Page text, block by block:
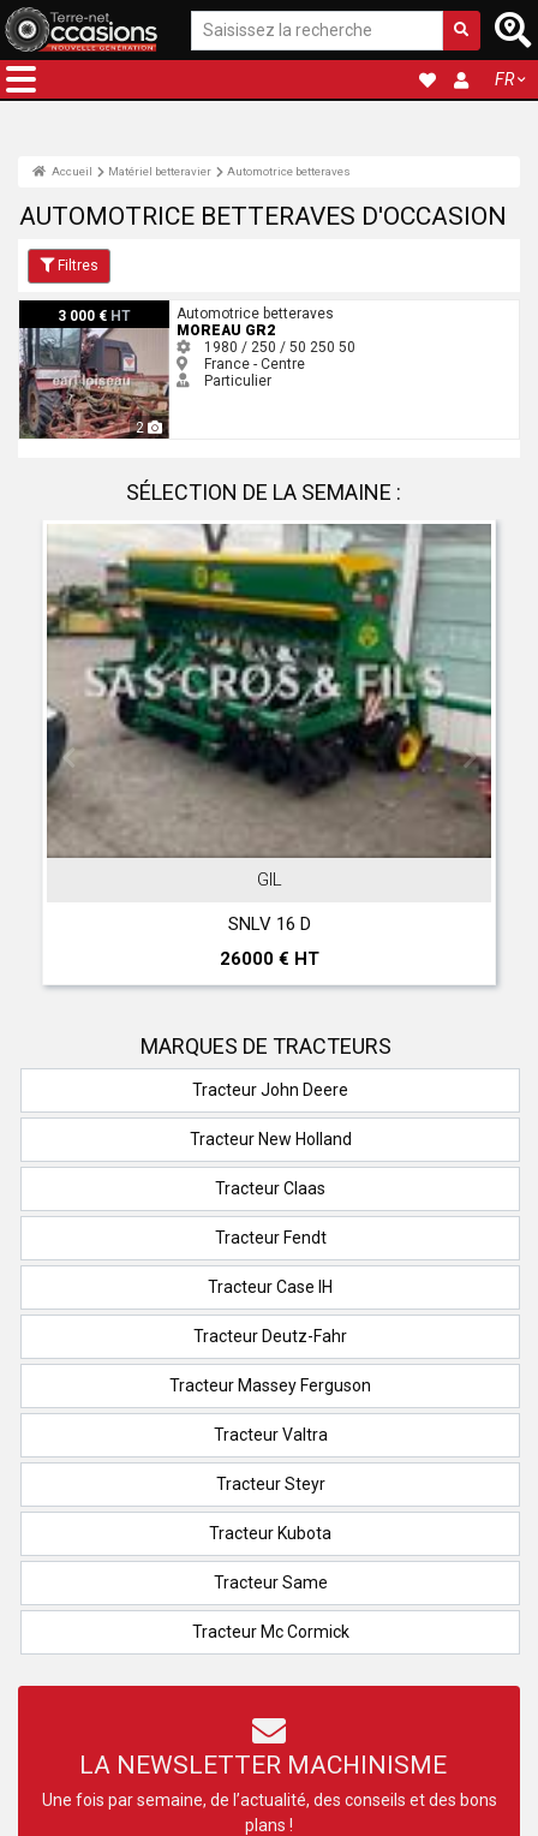
FR
Accueil Matériel betteravier Automotrice betteraves
AUTOMOTRICE BETTERAVES D'OCCASION
Filtres
3 000 € HT
2
Moreau GR2
Automotrice betteraves
MOREAU GR2
1980 / 250 / 50 250 50
France - Centre
Particulier
SÉLECTION DE LA SEMAINE :
GIL
SNLV 16 D
26000 € HT
MARQUES DE TRACTEURS
Tracteur John Deere
Tracteur New Holland
Tracteur Claas
Tracteur Fendt
Tracteur Case IH
Tracteur Deutz-Fahr
Tracteur Massey Ferguson
Tracteur Valtra
Tracteur Steyr
Tracteur Kubota
Tracteur Same
Tracteur Mc Cormick
LA NEWSLETTER MACHINISME
Une fois par semaine, de l’actualité, des conseils et des bons
plans !